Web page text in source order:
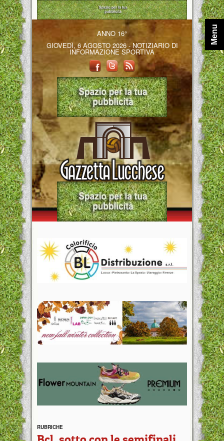
ANNO 16°
GIOVEDÌ, 6 AGOSTO 2026 - NOTIZIARIO DI
INFORMAZIONE SPORTIVA
RUBRICHE
Menu